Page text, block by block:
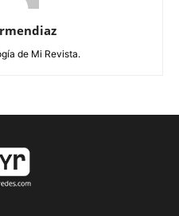
de Mi Revista.